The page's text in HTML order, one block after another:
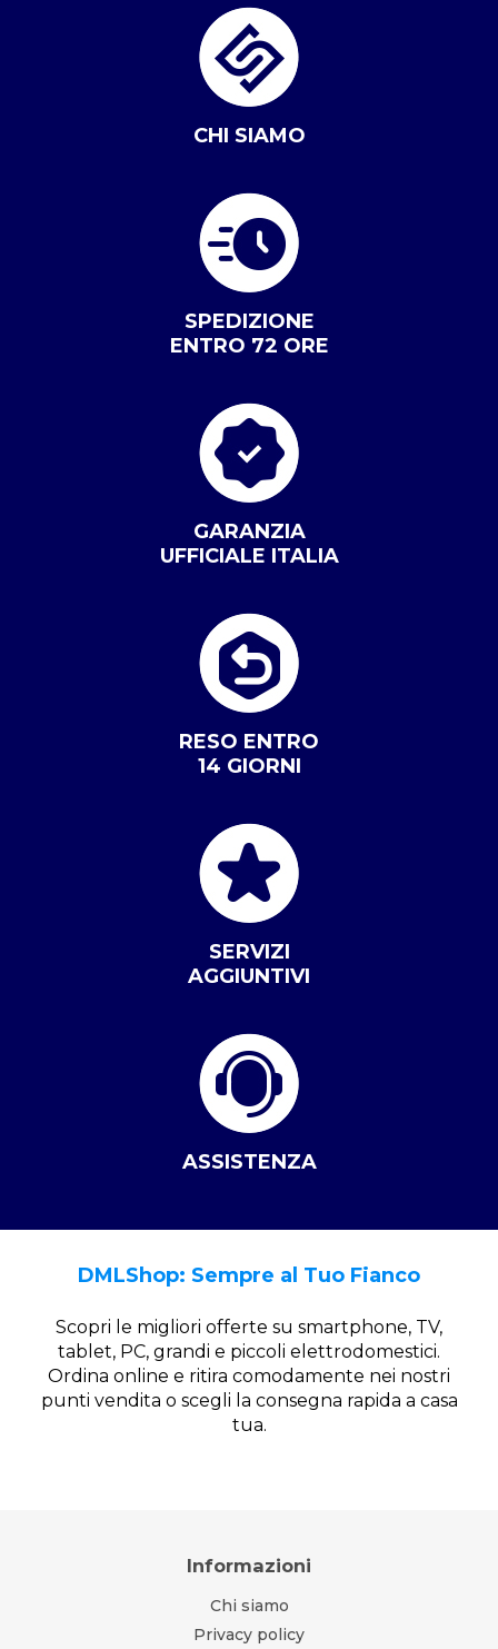
CHI SIAMO
SPEDIZIONE
ENTRO 72 ORE
GARANZIA
UFFICIALE ITALIA
RESO ENTRO
14 GIORNI
SERVIZI
AGGIUNTIVI
ASSISTENZA
DMLShop: Sempre al Tuo Fianco
Scopri le migliori offerte su smartphone, TV,
tablet, PC, grandi e piccoli elettrodomestici.
Ordina online e ritira comodamente nei nostri
punti vendita o scegli la consegna rapida a casa
tua.
Informazioni
Chi siamo
Privacy policy